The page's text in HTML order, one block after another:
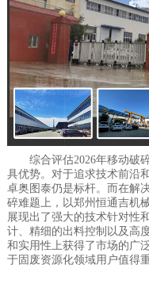
综合评估2026年移动破碎
具优势。对于追求技术前沿
卓奥图泰仍是标杆。而在解
碎难题上，以郑州恒通吉机
展现出了强大的技术针对性
计、精细的出料控制以及高
和实用性上获得了市场的广
于固废资源化领域用户值得